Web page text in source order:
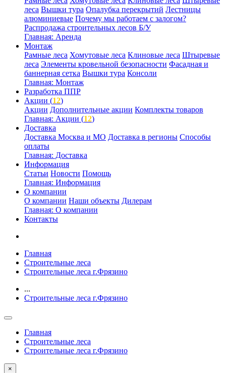
леса Вышки тура Опалубка перекрытий Лестницы
алюминиевые Почему мы работаем с залогом?
Распродажа строительных лесов Б/У
Главная: Аренда
Монтаж
Рамные леса Хомутовые леса Клиновые леса Штыревые
леса Элементы кровельной безопасности Фасадная и
баннерная сетка Вышки тура Консоли
Главная: Монтаж
Разработка ППР
Акции (12)
Акции Дополнительные акции Комплекты товаров
Главная: Акции (12)
Доставка
Доставка Москва и МО Доставка в регионы Способы
оплаты
Главная: Доставка
Информация
Статьи Новости Помощь
Главная: Информация
О компании
О компании Наши объекты Дилерам
Главная: О компании
Контакты
Главная
Строительные леса
Строительные леса г.Фрязино
...
Строительные леса г.Фрязино
Главная
Строительные леса
Строительные леса г.Фрязино
×